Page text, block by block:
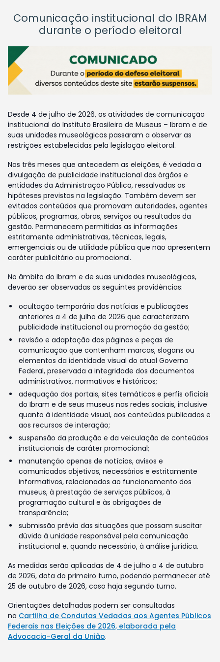
Comunicação institucional do IBRAM
durante o período eleitoral
Desde 4 de julho de 2026, as atividades de comunicação
institucional do Instituto Brasileiro de Museus – Ibram e de
suas unidades museológicas passaram a observar as
restrições estabelecidas pela legislação eleitoral.
Nos três meses que antecedem as eleições, é vedada a
divulgação de publicidade institucional dos órgãos e
entidades da Administração Pública, ressalvadas as
hipóteses previstas na legislação. Também devem ser
evitados conteúdos que promovam autoridades, agentes
públicos, programas, obras, serviços ou resultados da
gestão. Permanecem permitidas as informações
estritamente administrativas, técnicas, legais,
emergenciais ou de utilidade pública que não apresentem
caráter publicitário ou promocional.
No âmbito do Ibram e de suas unidades museológicas,
deverão ser observadas as seguintes providências:
ocultação temporária das notícias e publicações
anteriores a 4 de julho de 2026 que caracterizem
publicidade institucional ou promoção da gestão;
revisão e adaptação das páginas e peças de
comunicação que contenham marcas, slogans ou
elementos da identidade visual do atual Governo
Federal, preservada a integridade dos documentos
administrativos, normativos e históricos;
adequação dos portais, sites temáticos e perfis oficiais
do Ibram e de seus museus nas redes sociais, inclusive
quanto à identidade visual, aos conteúdos publicados e
aos recursos de interação;
suspensão da produção e da veiculação de conteúdos
institucionais de caráter promocional;
manutenção apenas de notícias, avisos e
comunicados objetivos, necessários e estritamente
informativos, relacionados ao funcionamento dos
museus, à prestação de serviços públicos, à
programação cultural e às obrigações de
transparência;
submissão prévia das situações que possam suscitar
dúvida à unidade responsável pela comunicação
institucional e, quando necessário, à análise jurídica.
As medidas serão aplicadas de 4 de julho a 4 de outubro
de 2026, data do primeiro turno, podendo permanecer até
25 de outubro de 2026, caso haja segundo turno.
Orientações detalhadas podem ser consultadas
na Cartilha de Condutas Vedadas aos Agentes Públicos
Federais nas Eleições de 2026, elaborada pela
Advocacia-Geral da União.